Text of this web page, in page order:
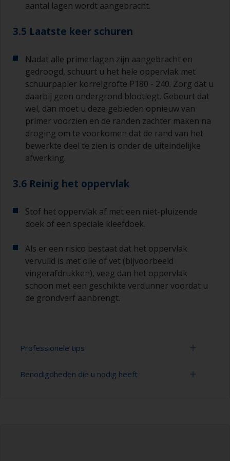
aantal lagen wordt aangebracht.
3.5 Laatste keer schuren
Nadat alle primerlagen zijn aangebracht en
gedroogd, schuurt u het hele oppervlak met
schuurpapier korrelgrofte P180 - 240. Zorg dat u
daarbij geen ondergrond blootlegt. Gebeurt dat
wel, dan moet u deze gebieden opnieuw van
primer voorzien en de randen zachter maken na
droging om te voorkomen dat de rand van het
bewerkte deel te zien is onder de uiteindelijke
afwerking.
3.6 Reinig het oppervlak
Stof het oppervlak af met een niet-pluizende
doek of een speciale kleefdoek.
Als er een risico bestaat dat het oppervlak
vervuild is met olie of vet (bijvoorbeeld
vingerafdrukken), veeg dan het oppervlak
schoon met een geschikte verdunner voordat u
de grondverf aanbrengt.
Professionele tips
Schilderen met een verfroller:
Benodigdheden die u nodig heeft